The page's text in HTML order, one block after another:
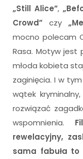
„Still Alice”,
Crowd” czy
mocno polecam
Rasa. Motyw jest
młoda kobieta
zaginięcia. I w
wątek
rozwiązać
wspomnienia.
rewelacyjny,
sama fabuła